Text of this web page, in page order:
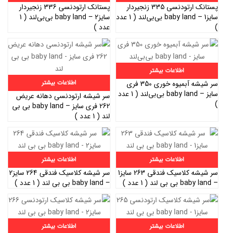
پستانک ارتودنسی 335 زنجیردار
سایز1 – baby land بی‌بی‌لند ( 1 عدد
)
پستانک ارتودنسی 336 زنجیردار
سایز2 – baby land بی‌بی‌لند ( 1
عدد )
اطلاعات بیشتر
سر شیشه آبمیوه خوری 350 فری
سایز – baby land بی‌بی‌لند ( 1 عدد
)
اطلاعات بیشتر
سر شیشه ارتودنسی دهانه عریض
262 فری سایز – baby land بی بی
لند ( 1 عدد )
اطلاعات بیشتر
سر شیشه کلاسیک فندقی 263 سایز1
– baby land بی بی لند ( 1 عدد )
اطلاعات بیشتر
سر شیشه کلاسیک فندقی 264 سایز2
– baby land بی بی لند ( 1 عدد )
اطلاعات بیشتر اطلاعات بیشتر